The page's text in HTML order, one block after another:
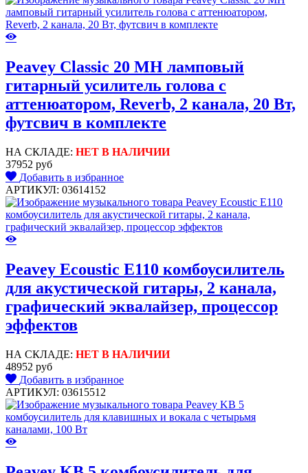
Peavey Classic 20 MH ламповый
гитарный усилитель голова с
аттенюатором, Reverb, 2 канала, 20 Вт,
футсвич в комплекте
НА СКЛАДЕ: НЕТ В НАЛИЧИИ
37952 руб
Добавить в избранное
АРТИКУЛ: 03614152
Peavey Ecoustic E110 комбоусилитель
для акустической гитары, 2 канала,
графический эквалайзер, процессор
эффектов
НА СКЛАДЕ: НЕТ В НАЛИЧИИ
48952 руб
Добавить в избранное
АРТИКУЛ: 03615512